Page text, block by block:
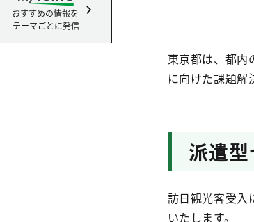
おすすめの情報を
テーマごとに発信
東京都は、都内
に向けた課題
派遣型
訪日観光客受入
いたします。